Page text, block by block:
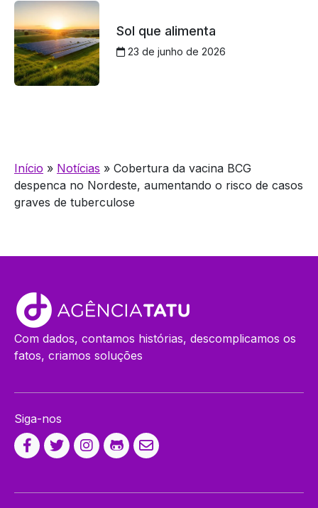
Sol que alimenta
23 de junho de 2026
Início » Notícias » Cobertura da vacina BCG
despenca no Nordeste, aumentando o risco de casos
graves de tuberculose
Com dados, contamos histórias, descomplicamos os
fatos, criamos soluções
Siga-nos